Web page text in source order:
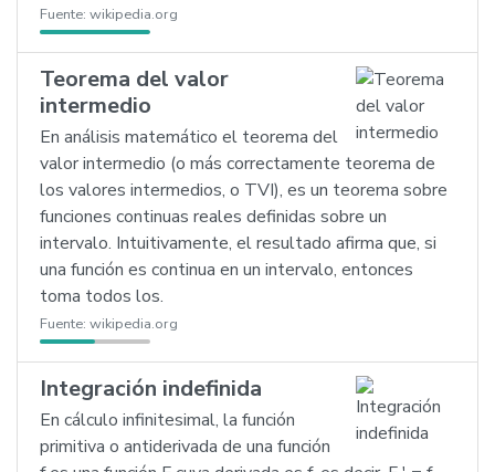
Fuente: wikipedia.org
Teorema del valor
intermedio
En análisis matemático el teorema del
valor intermedio (o más correctamente teorema de
los valores intermedios, o TVI), es un teorema sobre
funciones continuas reales definidas sobre un
intervalo. Intuitivamente, el resultado afirma que, si
una función es continua en un intervalo, entonces
toma todos los.
Fuente: wikipedia.org
Integración indefinida
En cálculo infinitesimal, la función
primitiva o antiderivada de una función